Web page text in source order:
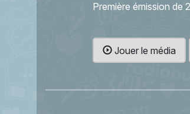
Première émission de
Jouer le média